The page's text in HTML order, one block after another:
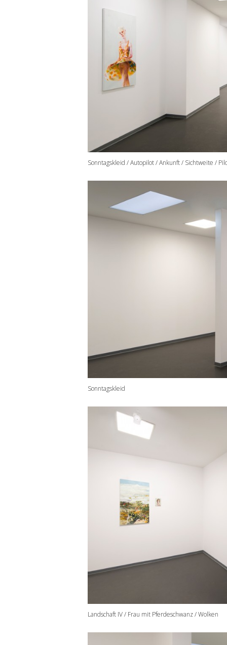
Sonntagskleid / Autopilot / Ankunft / Sichtweite /
Sonntagskleid
Landschaft IV / Frau mit Pferdeschwanz / Wolken